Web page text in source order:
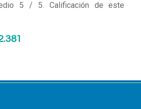
5 / 5. Calificación de este